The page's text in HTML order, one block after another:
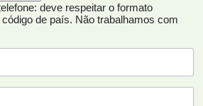
deve respeitar o formato
de país. Não trabalhamos com